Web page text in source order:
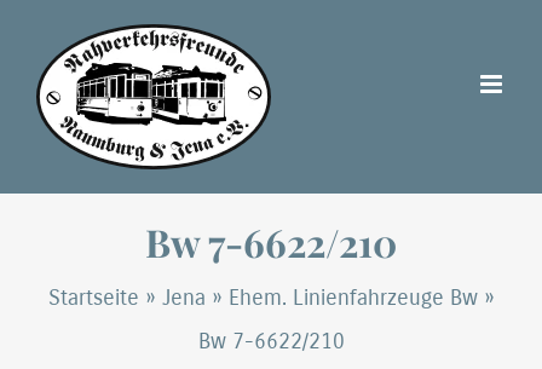
Inhalt
springen
Bw 7-6622/210
Startseite » Jena » Ehem. Linienfahrzeuge Bw»
Bw 7-6622/210